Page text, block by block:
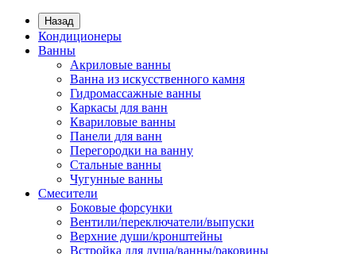
Назад
Кондиционеры
Ванны
Акриловые ванны
Ванна из искусственного камня
Гидромассажные ванны
Каркасы для ванн
Квариловые ванны
Панели для ванн
Перегородки на ванну
Стальные ванны
Чугунные ванны
Смесители
Боковые форсунки
Вентили/переключатели/выпуски
Верхние души/кронштейны
Встройка для душа/ванны/раковины